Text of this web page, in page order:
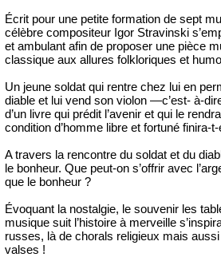
Écrit pour une petite formation de sept
célèbre compositeur Igor Stravinski
et ambulant afin de proposer une pièce
classique aux allures folkloriques et
Un jeune soldat qui rentre chez lui en
diable et lui vend son violon —c’est- à-
d’un livre qui prédit l’avenir et qui le
condition d’homme libre et fortuné finira-
A travers la rencontre du soldat et du
le bonheur. Que peut-on s’offrir avec
que le bonheur ?
Évoquant la nostalgie, le souvenir les
musique suit l’histoire à merveille
russes, là de chorals religieux mais
valses !